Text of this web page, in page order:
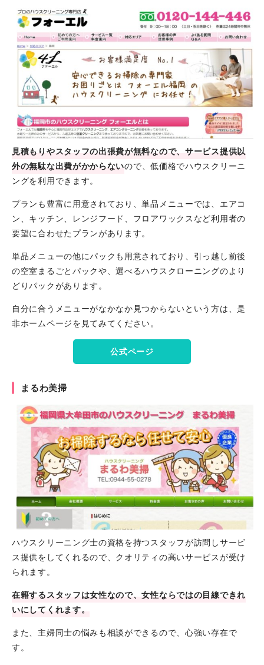
見積もりやスタッフの出張費が無料なので、サービス提供以
外の無駄な出費がかからないので、低価格でハウスクリーニ
ングを利用できます。
プランも豊富に用意されており、単品メニューでは、エアコ
ン、キッチン、レンジフード、フロアワックスなど利用者の
要望に合わせたプランがあります。
単品メニューの他にパックも用意されており、引っ越し前後
の空室まるごとパックや、選べるハウスクローニングのより
どりパックがあります。
自分に合うメニューがなかなか見つからないという方は、是
非ホームページを見てみてください。
公式ページ
まるわ美掃
ハウスクリーニング士の資格を持つスタッフが訪問しサービ
ス提供をしてくれるので、クオリティの高いサービスが受け
られます。
在籍するスタッフは女性なので、女性ならではの目線できれ
いにしてくれます。
また、主婦同士の悩みも相談ができるので、心強い存在で
す。